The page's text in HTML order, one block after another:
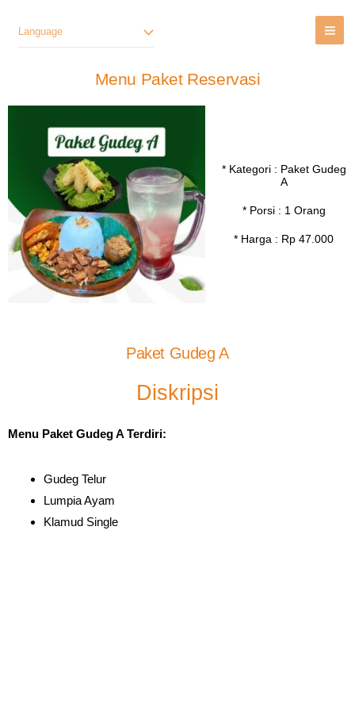
Language
Menu Paket Reservasi
* Kategori : Paket Gudeg
A
* Porsi : 1 Orang
* Harga : Rp 47.000
Paket Gudeg A
Diskripsi
Menu Paket Gudeg A Terdiri:
Gudeg Telur
Lumpia Ayam
Klamud Single